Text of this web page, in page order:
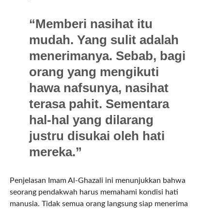
“Memberi nasihat itu
mudah. Yang sulit adalah
menerimanya. Sebab, bagi
orang yang mengikuti
hawa nafsunya, nasihat
terasa pahit. Sementara
hal-hal yang dilarang
justru disukai oleh hati
mereka.”
Penjelasan Imam Al-Ghazali ini menunjukkan bahwa
seorang pendakwah harus memahami kondisi hati
manusia. Tidak semua orang langsung siap menerima